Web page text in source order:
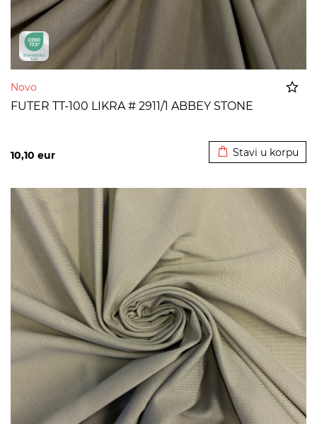
Novo
FUTER TT-100 LIKRA # 2911/1 ABBEY STONE
10,10 eur Stavi u korpu